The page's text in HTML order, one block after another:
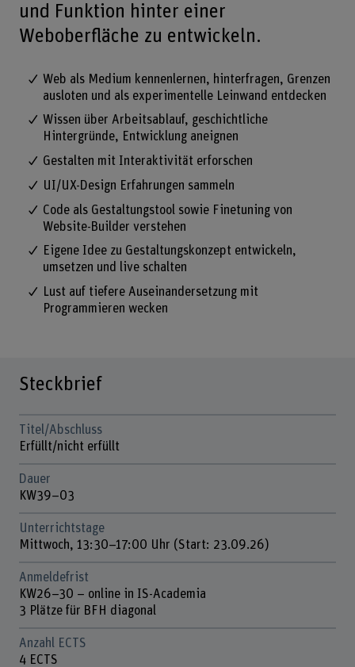
und Funktion hinter einer
Weboberfläche zu entwickeln.
Web als Medium kennenlernen, hinterfragen, Grenzen
ausloten und als experimentelle Leinwand entdecken
Wissen über Arbeitsablauf, geschichtliche
Hintergründe, Entwicklung aneignen
Gestalten mit Interaktivität erforschen
UI/UX-Design Erfahrungen sammeln
Code als Gestaltungstool sowie Finetuning von
Website-Builder verstehen
Eigene Idee zu Gestaltungskonzept entwickeln,
umsetzen und live schalten
Lust auf tiefere Auseinandersetzung mit
Programmieren wecken
Steckbrief
Titel/Abschluss
Erfüllt/nicht erfüllt
Dauer
KW39–03
Unterrichtstage
Mittwoch, 13:30–17:00 Uhr (Start: 23.09.26)
Anmeldefrist
KW26–30 – online in IS-Academia
3 Plätze für BFH diagonal
Anzahl ECTS
4 ECTS